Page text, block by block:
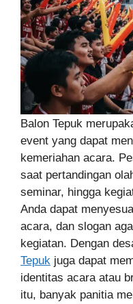
Balon Tepuk
event yang dapat
kemeriahan acara.
saat pertandingan
seminar, hingga
Anda dapat
acara, dan slogan
kegiatan. Dengan
Tepuk juga dapat
identitas acara atau
itu, banyak panitia